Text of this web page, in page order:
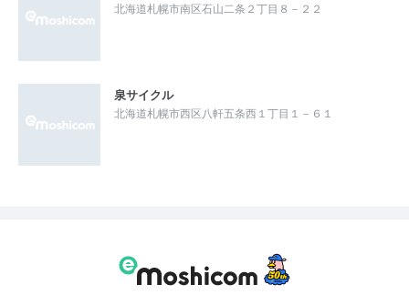
北海道札幌市南区石山二条２丁目８－２２
泉サイクル
北海道札幌市西区八軒五条西１丁目１－６１